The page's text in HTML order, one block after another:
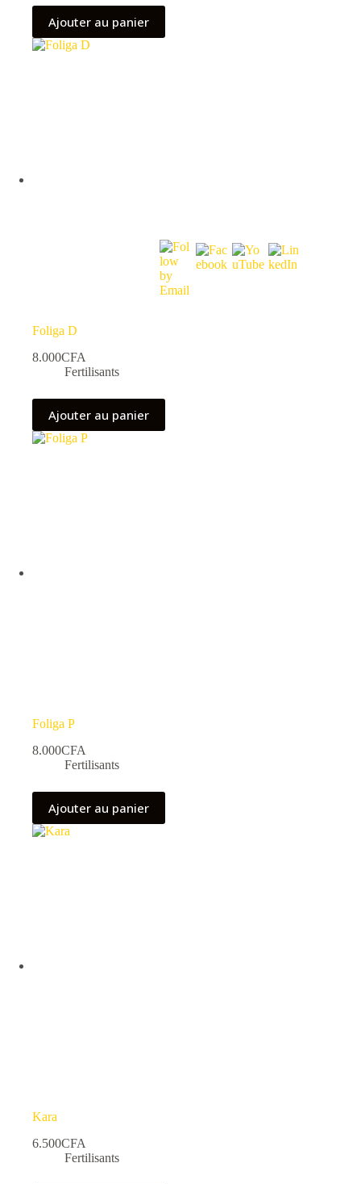
Ajouter au panier
Foliga D
8.000CFA
Fertilisants
Ajouter au panier
Foliga P
8.000CFA
Fertilisants
Ajouter au panier
Kara
6.500CFA
Fertilisants